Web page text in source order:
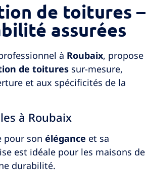
de toitures –
assurées
à Roubaix, propose
de toitures sur-mesure,
et aux spécificités de la
à Roubaix
pour son élégance et sa
est idéale pour les maisons de
durabilité.